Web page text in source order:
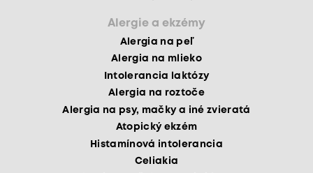
Alergie a ekzémy
Alergia na peľ
Alergia na mlieko
Intolerancia laktózy
Alergia na roztoče
Alergia na psy, mačky a iné zvieratá
Atopický ekzém
Histamínová intolerancia
Celiakia